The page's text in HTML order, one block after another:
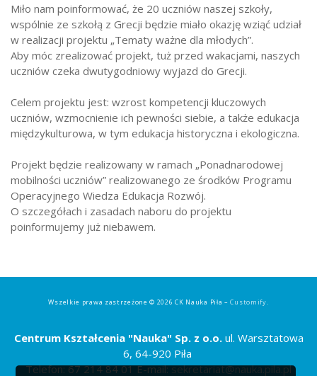
LO SMS Talent
Strefa rodzica
Strefa ucznia
Bursa/Internat
Rekrutacja
Zadania realizowane z budżetu państwa
Miło nam poinformować, że 20 uczniów naszej szkoły,
wspólnie ze szkołą z Grecji będzie miało okazję wziąć udział
w realizacji projektu „Tematy ważne dla młodych”.
Aby móc zrealizować projekt, tuż przed wakacjami, naszych
uczniów czeka dwutygodniowy wyjazd do Grecji.
Celem projektu jest: wzrost kompetencji kluczowych
uczniów, wzmocnienie ich pewności siebie, a także edukacja
międzykulturowa, w tym edukacja historyczna i ekologiczna.
Projekt będzie realizowany w ramach „Ponadnarodowej
mobilności uczniów” realizowanego ze środków Programu
Operacyjnego Wiedza Edukacja Rozwój.
O szczegółach i zasadach naboru do projektu
poinformujemy już niebawem.
Wszelkie prawa zastrzeżone © 2026 CK Nauka Piła –Customify.
Centrum Kształcenia "Nauka" Sp. z o.o.ul. Warsztatowa
6, 64-920 Piła
Telefon: 67 214 84 01 E-mail:sekretariat@nauka.pila.pl